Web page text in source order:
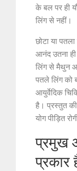
के बल पर ही
लिंग से नहीं।
छोटा या
आनंद उतना ही
लिंग से मैथुन
पतले लिंग को
आयुर्वेदिक
है। प्रस्तुत की
योग पीड़ित
प्रमुख
प्रकार